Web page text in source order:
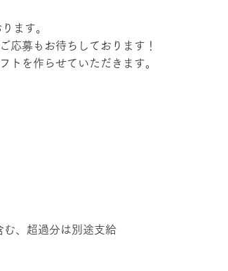
ます。
応募もお待ちしております！
トを作らせていただきます。
、超過分は別途支給